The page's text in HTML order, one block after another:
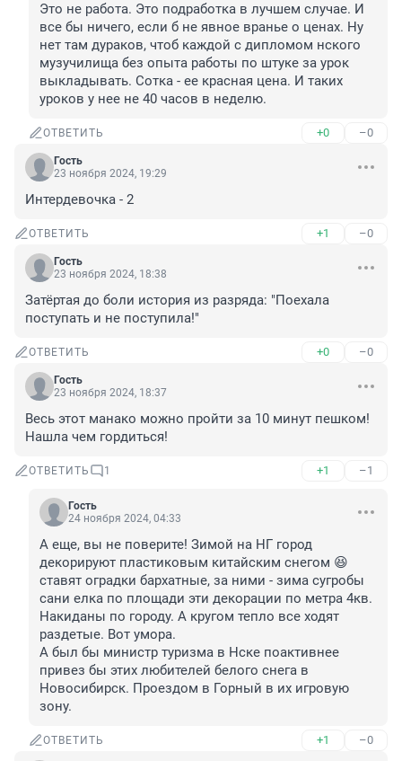
Это не работа. Это подработка в лучшем случае. И
все бы ничего, если б не явное вранье о ценах. Ну
нет там дураков, чтоб каждой с дипломом нского
музучилища без опыта работы по штуке за урок
выкладывать. Сотка - ее красная цена. И таких
уроков у нее не 40 часов в неделю.
ОТВЕТИТЬ +0 –0
Гость
23 ноября 2024, 19:29
Интердевочка - 2
ОТВЕТИТЬ +1 –0
Гость
23 ноября 2024, 18:38
Затёртая до боли история из разряда: "Поехала
поступать и не поступила!"
ОТВЕТИТЬ +0 –0
Гость
23 ноября 2024, 18:37
Весь этот манако можно пройти за 10 минут пешком!
Нашла чем гордиться!
ОТВЕТИТЬ 1 +1 –1
Гость
24 ноября 2024, 04:33
А еще, вы не поверите! Зимой на НГ город
декорируют пластиковым китайским снегом 😆
ставят оградки бархатные, за ними - зима сугробы
сани елка по площади эти декорации по метра 4кв.
Накиданы по городу. А кругом тепло все ходят
раздетые. Вот умора.
А был бы министр туризма в Нске поактивнее
привез бы этих любителей белого снега в
Новосибирск. Проездом в Горный в их игровую
зону.
ОТВЕТИТЬ +1 –0